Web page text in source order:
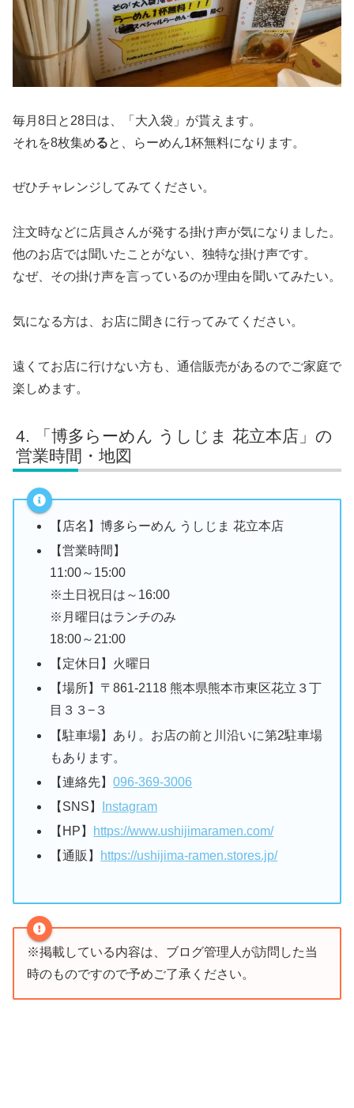
毎月8日と28日は、「大入袋」が貰えます。
それを8枚集めると、らーめん1杯無料になります。
ぜひチャレンジしてみてください。
注文時などに店員さんが発する掛け声が気になりました。
他のお店では聞いたことがない、独特な掛け声です。
なぜ、その掛け声を言っているのか理由を聞いてみたい。
気になる方は、お店に聞きに行ってみてください。
遠くてお店に行けない方も、通信販売があるのでご家庭で
楽しめます。
「博多らーめん うしじま 花立本店」の
営業時間・地図
【店名】博多らーめん うしじま 花立本店
【営業時間】
11:00～15:00
※土日祝日は～16:00
※月曜日はランチのみ
18:00～21:00
【定休日】火曜日
【場所】〒861-2118 熊本県熊本市東区花立３丁
目３３−３
【駐車場】あり。お店の前と川沿いに第2駐車場
もあります。
【連絡先】096-369-3006
【SNS】
Instagram
【HP】
https://www.ushijimaramen.com/
【通販】
https://ushijima-ramen.stores.jp/
※掲載している内容は、ブログ管理人が訪問した当
時のものですので予めご了承ください。